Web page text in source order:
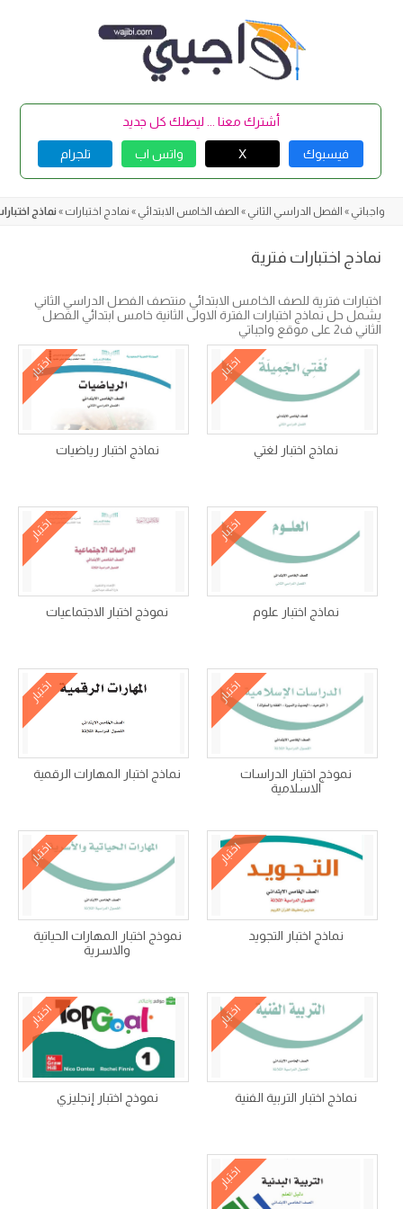
أشترك معنا ... ليصلك كل جديد
فيسبوك X واتس اب تلجرام
واجباتي » الفصل الدراسي الثاني » الصف الخامس الابتدائي » نمادج اختبارات » نماذج
نماذج اختبارات فترية
اختبارات فترية للصف الخامس الابتدائي منتصف الفصل الدراسي الثاني
يشمل حل نماذج اختبارات الفترة الاولى الثانية خامس ابتدائي الفصل
الثاني ف2 على موقع واجباتي
اختبار
نماذج اختبار لغتي
اختبار
نماذج اختبار رياضيات
اختبار
نماذج اختبار علوم
اختبار
نموذج اختبار الاجتماعيات
اختبار
نموذج اختبار الدراسات
الاسلامية
اختبار
نماذج اختبار المهارات الرقمية
اختبار
نماذج اختبار التجويد
اختبار
نموذج اختبار المهارات الحياتية
والاسرية
اختبار
نماذج اختبار التربية الفنية
اختبار
نموذج اختبار إنجليزي
اختبار